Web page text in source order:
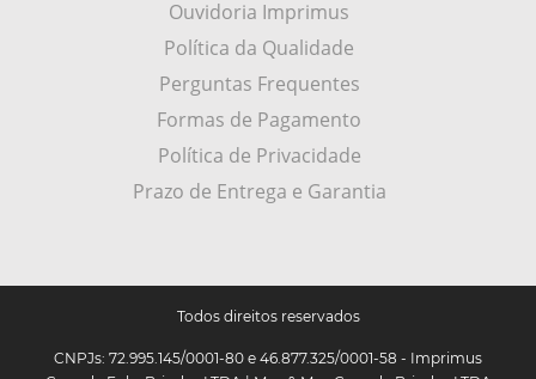
Ouvidoria Imprimus
Política da Qualidade
Perguntas Frequentes
Formas de Pagamento
Política de Privacidade
Prazo de Entrega e Garantia
Todos direitos reservados
CNPJs: 72.995.145/0001-80 e 46.877.325/0001-58 - Imprimus